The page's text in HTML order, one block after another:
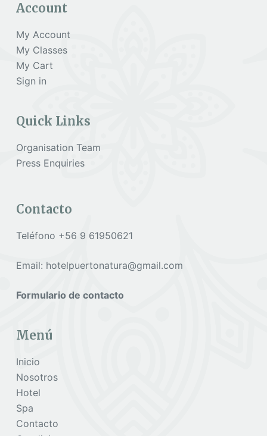
Account
My Account
My Classes
My Cart
Sign in
Quick Links
Organisation Team
Press Enquiries
Contacto
Teléfono +56 9 61950621
Email: hotelpuertonatura@gmail.com
Formulario de contacto
Menú
Inicio
Nosotros
Hotel
Spa
Contacto